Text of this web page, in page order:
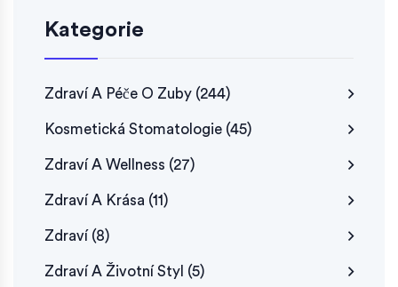
Kategorie
Zdraví A Péče O Zuby (244)
Kosmetická Stomatologie (45)
Zdraví A Wellness (27)
Zdraví A Krása (11)
Zdraví (8)
Zdraví A Životní Styl (5)